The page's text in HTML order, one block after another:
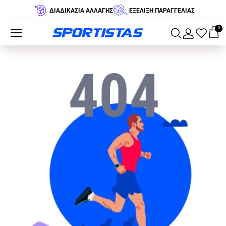
ΔΙΑΔΙΚΑΣΙΑ ΑΛΛΑΓΗΣ ΕΞΕΛΙΞΗ ΠΑΡΑΓΓΕΛΙΑΣ
0